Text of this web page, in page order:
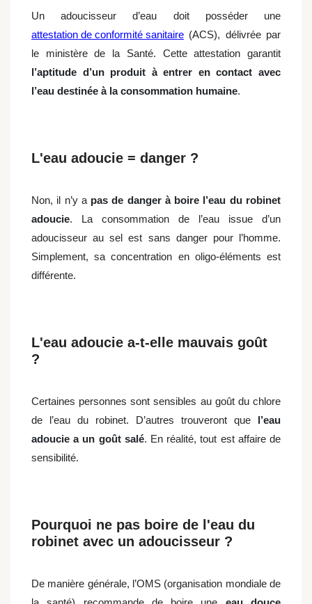
Un adoucisseur d’eau doit posséder une
attestation de conformité sanitaire (ACS), délivrée par
le ministère de la Santé. Cette attestation garantit
l’aptitude d’un produit à entrer en contact avec
l’eau destinée à la consommation humaine.
L'eau adoucie = danger ?
Non, il n’y a pas de danger à boire l’eau du robinet
adoucie. La consommation de l’eau issue d’un
adoucisseur au sel est sans danger pour l’homme.
Simplement, sa concentration en oligo-éléments est
différente.
L'eau adoucie a-t-elle mauvais goût
?
Certaines personnes sont sensibles au goût du chlore
de l’eau du robinet. D’autres trouveront que l’eau
adoucie a un goût salé. En réalité, tout est affaire de
sensibilité.
Pourquoi ne pas boire de l'eau du
robinet avec un adoucisseur ?
De manière générale, l’OMS (organisation mondiale de